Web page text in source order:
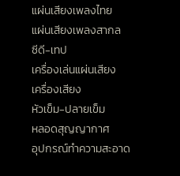
แผ่นเสียงเพลงไทย
แผ่นเสียงเพลงสากล
ซีดี-เทป
เครื่องเล่นแผ่นเสียง
เครื่องเสียง
หัวเข็ม-ปลายเข็ม
หลอดสุญญากาศ
อุปกรณ์ทำความสะอาด